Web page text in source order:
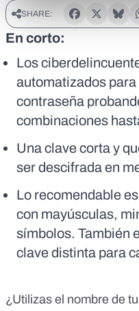
SHARE:
En corto:
Los
automatizados
contraseña
combinaciones
Una clave corta y
ser descifrada en
Lo recomendable
con mayúsculas,
símbolos. También
clave distinta para
¿Utilizas el nombre de